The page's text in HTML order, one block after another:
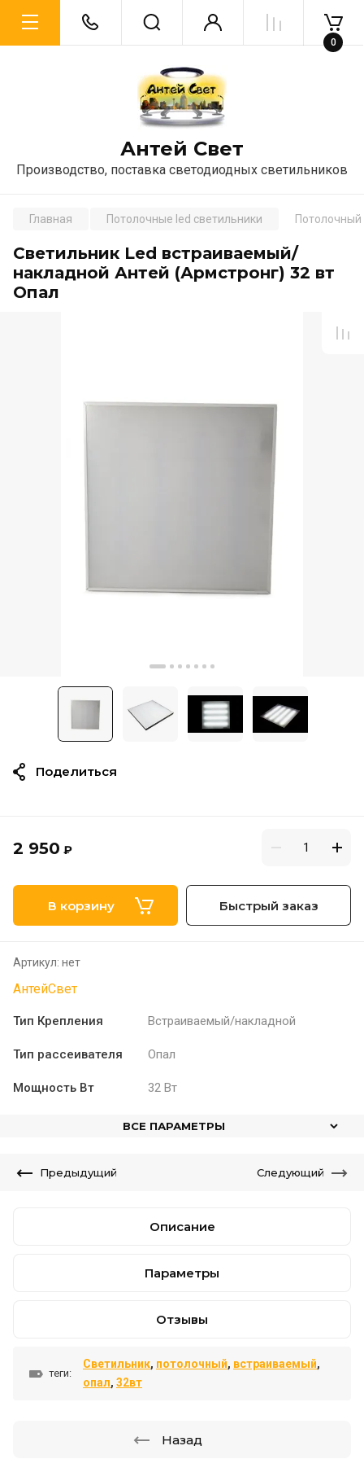
Антей Свет
Производство, поставка светодиодных светильников
0
Главная Потолочные led светильники
Светильник Led встраиваемый/
накладной Антей (Армстронг) 32 вт
Опал
2 950 ₽
В корзину Быстрый заказ
Артикул: нет
АнтейСвет
Тип Крепления Встраиваемый/накладной
Тип рассеивателя Опал
Мощность Вт 32 Вт
ВСЕ ПАРАМЕТРЫ
Поделиться
Предыдущий Следующий
Описание
Параметры
Отзывы
теги:
Светильник, потолочный, встраиваемый,
опал, 32вт
Назад